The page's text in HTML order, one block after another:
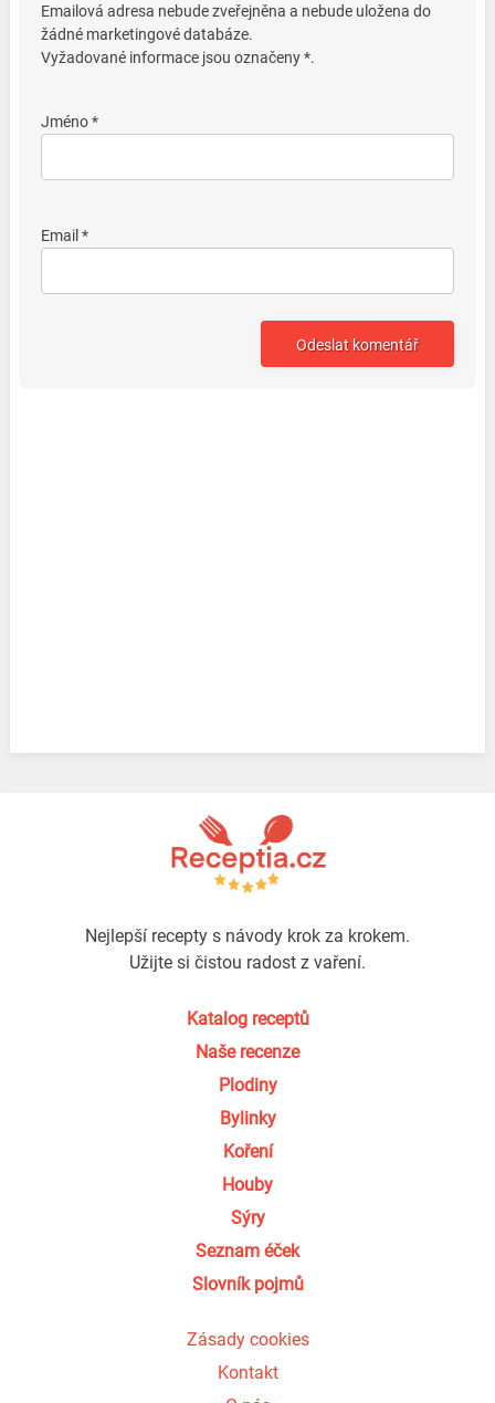
Emailová adresa nebude zveřejněna a nebude uložena do
žádné marketingové databáze.
Vyžadované informace jsou označeny *.
Jméno *
Email *
Nejlepší recepty s návody krok za krokem.
Užijte si čistou radost z vaření.
Katalog receptů
Naše recenze
Plodiny
Bylinky
Koření
Houby
Sýry
Seznam éček
Slovník pojmů
Zásady cookies
Kontakt